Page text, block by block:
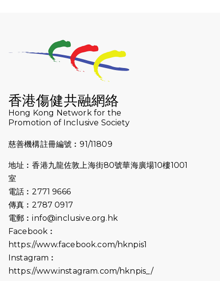
2026-07-23
猛龍長跑隊恆常練習 - 7月23日
（19:00開始）
猛龍長跑隊恆常練習 - 7月16日
2026-07-10
【猛龍戈壁118公里分享暨香港傷健共
融網絡15周年晚宴】
2026-07-09
猛龍長跑隊恆常練習 - 7月9日（19:00
2026-07-02
2026-06-25
（19:00開始）
2026-06-18
猛龍長跑隊恆常練習 - 6月18日
2026-06-11
猛龍長跑隊恆常練習 - 6月11日（19:00
香港傷健共融網絡
Hong Kong Network for the
Promotion of Inclusive Society
慈善機構註冊編號︰91/11809
地址︰香港九龍佐敦上海街80號華海廣場10樓1001
室
電話︰2771 9666
傳真︰2787 0917
電郵︰info@inclusive.org.hk
Facebook︰
https://www.facebook.com/hknpis1
Instagram︰
https://www.instagram.com/hknpis_/